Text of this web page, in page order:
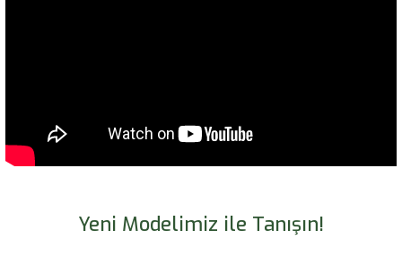
Yeni Modelimiz ile Tanışın!